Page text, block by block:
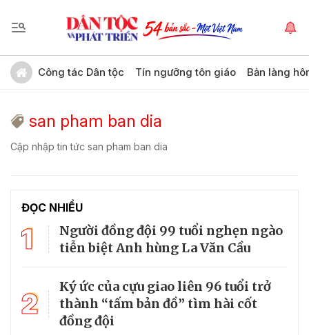
Công tác Dân tộc Tín ngưỡng tôn giáo Bản làng
san pham ban dia
Cập nhập tin tức san pham ban dia
ĐỌC NHIỀU
1
Người đồng đội 99 tuổi nghẹn ngào
tiễn biệt Anh hùng La Văn Cầu
2
Ký ức của cựu giao liên 96 tuổi trở
thành “tấm bản đồ” tìm hài cốt
đồng đội